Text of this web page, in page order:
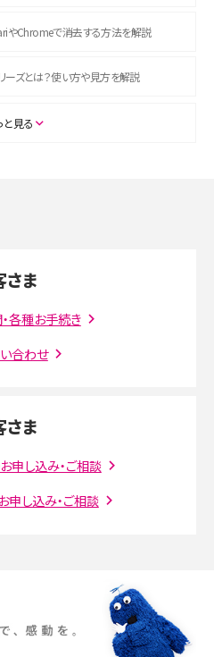
やChromeで消去する方法を解説
ーズとは？使い方や見方を解説
や楽しみ方を解説
との影響や復活・復元する方法も解説
ット・デメリットを解説
・デメリット、接続方法を解説
するとバレる？バレるケースや撮り方も解
届かない時の対処法を解説
いは？サイズやスペックを比較して解説
ペック・機能の違いをわかりやすく紹介
と見る
ま
各種お手続き
合わせ
ま
申し込み・ご相談
申し込み・ご相談